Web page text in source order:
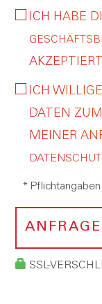
ICH HABE
ICH
DATEN
MEINER
* Pflichtangaben
SSL-